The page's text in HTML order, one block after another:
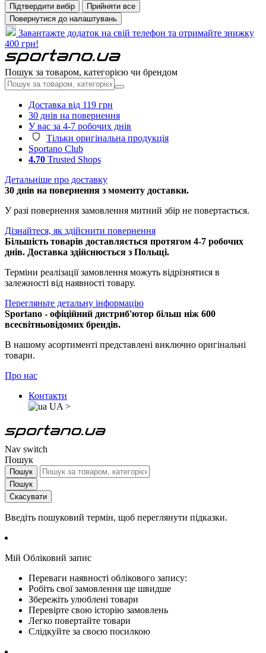
Підтвердити вибір
Прийняти все
Повернутися до налаштувань
Завантажте додаток на свій телефон та отримайте знижку
400 грн!
Пошук за товаром, категорією чи брендом
Доставка від 119 грн
30 днів на повернення
У вас за 4-7 робочих днів
Тільки оригінальна продукція
Sportano Club
4.70 Trusted Shops
Детальніше про доставку
30 днів на повернення з моменту доставки.
У разі повернення замовлення митний збір не повертається.
Дізнайтеся, як здійснити повернення
Більшість товарів доставляється протягом 4-7 робочих
днів. Доставка здійснюється з Польщі.
Терміни реалізації замовлення можуть відрізнятися в
залежності від наявності товару.
Перегляньте детальну інформацію
Sportano - офіційний дистриб'ютор більш ніж 600
всесвітньовідомих брендів.
В нашому асортименті представлені виключно оригінальні
товари.
Про нас
Контакти
UA >
Nav switch
Пошук
Пошук
Пошук
Скасувати
Введіть пошуковий термін, щоб переглянути підказки.
Мій Обліковий запис
Переваги наявності облікового запису:
Робіть свої замовлення ще швидше
Збережіть улюблені товари
Перевірте свою історію замовлень
Легко повертайте товари
Слідкуйте за своєю посилкою